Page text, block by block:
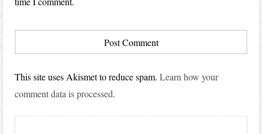
This site uses Akismet to reduce spam.Learn how your
comment data is processed.